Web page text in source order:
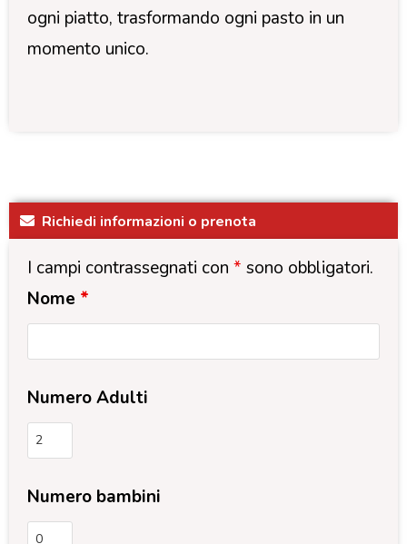
ogni piatto, trasformando ogni pasto in un
momento unico.
Richiedi informazioni o prenota
I campi contrassegnati con* sono obbligatori.
Nome *
Numero Adulti
Numero bambini